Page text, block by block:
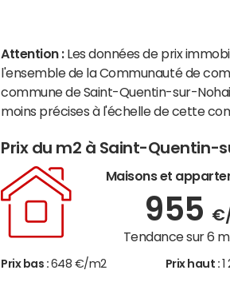
Attention : Les données de prix
l'ensemble de la Communauté de
commune de Saint-Quentin-sur-
moins précises à l'échelle de cette
Prix du m2 à Saint-Quentin-
Maisons et
955
Tendance sur 6
Prix bas : 648 €/m2 Prix haut :